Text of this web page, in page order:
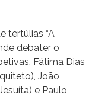
tertúlias “A
debater o
Fátima Dias
João
e Paulo